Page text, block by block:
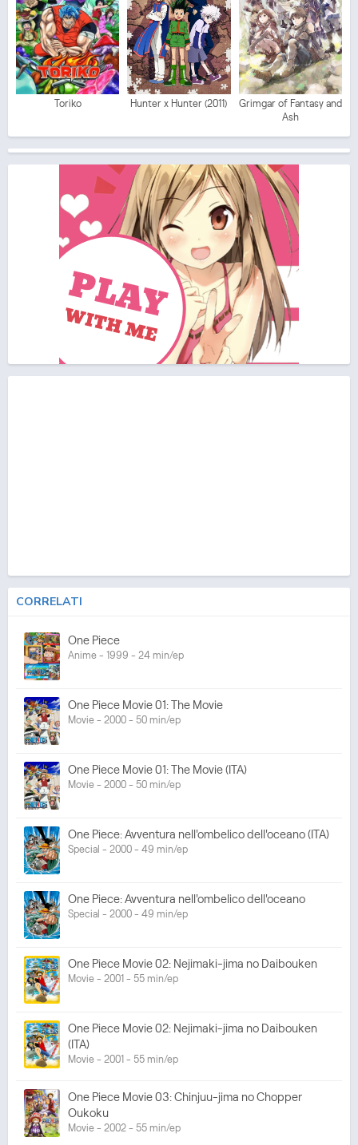
Toriko Hunter x Hunter (2011)
Grimgar of Fantasy and
Ash
CORRELATI
One Piece
Anime - 1999 - 24 min/ep
One Piece Movie 01: The Movie
Movie - 2000 - 50 min/ep
One Piece Movie 01: The Movie (ITA)
Movie - 2000 - 50 min/ep
One Piece: Avventura nell'ombelico dell'oceano (ITA)
Special - 2000 - 49 min/ep
One Piece: Avventura nell'ombelico dell'oceano
Special - 2000 - 49 min/ep
One Piece Movie 02: Nejimaki-jima no Daibouken
Movie - 2001 - 55 min/ep
One Piece Movie 02: Nejimaki-jima no Daibouken
(ITA)
Movie - 2001 - 55 min/ep
One Piece Movie 03: Chinjuu-jima no Chopper
Oukoku
Movie - 2002 - 55 min/ep